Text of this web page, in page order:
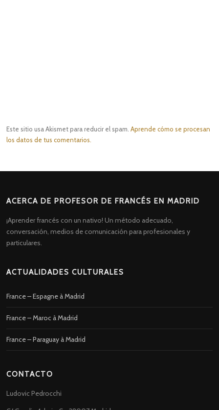
Este sitio usa Akismet para reducir el spam.Aprende cómo se procesan
los datos de tus comentarios.
ACERCA DE PROFESOR DE FRANCÉS EN MADRID
¡Aprender francés con un nativo! Un método adecuado,
conversación, medios de comunicación para profesionales y
particulares.
ACTUALIDADES CULTURALES
France – Espagne à Madrid
France – Maroc à Madrid
France – Paraguay à Madrid
CONTACTO
Ludovic Pedrocchi